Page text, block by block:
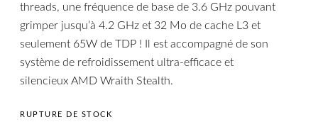
threads, une fréquence de base de 3.6 GHz pouvant
grimper jusqu’à 4.2 GHz et 32 Mo de cache L3 et
seulement 65W de TDP ! Il est accompagné de son
système de refroidissement ultra-efficace et
silencieux AMD Wraith Stealth.
RUPTURE DE STOCK